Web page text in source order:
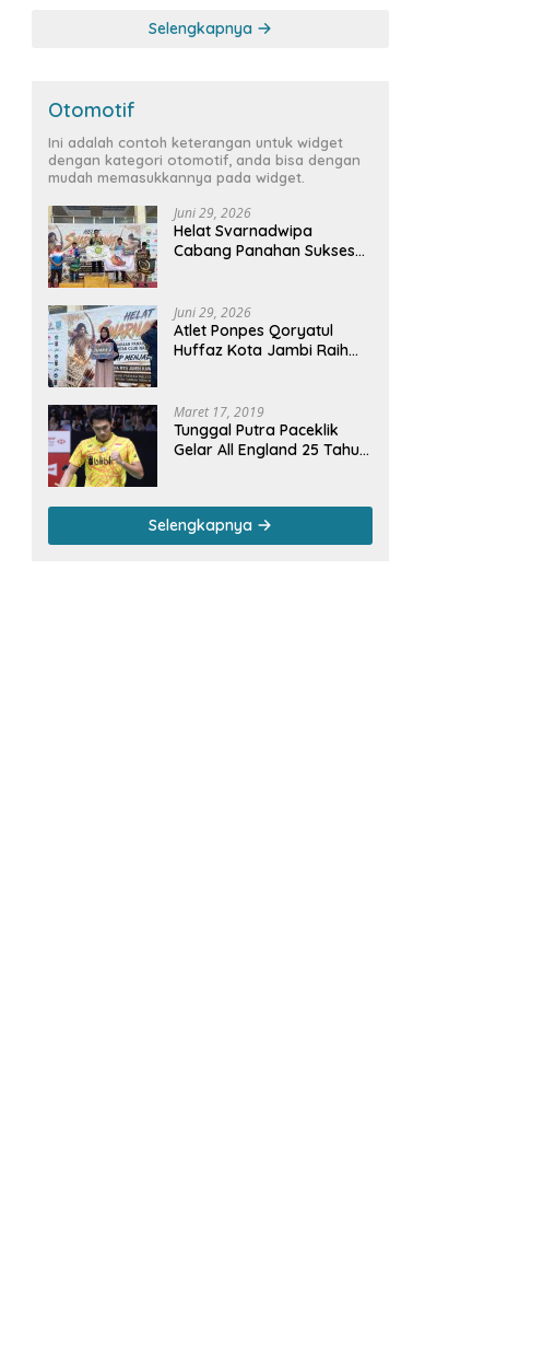
Selengkapnya
Otomotif
Ini adalah contoh keterangan untuk widget
dengan kategori otomotif, anda bisa dengan
mudah memasukkannya pada widget.
Juni 29, 2026
Helat Svarnadwipa
Cabang Panahan Sukses
Apresiasi
Juni 29, 2026
Atlet Ponpes Qoryatul
Huffaz Kota Jambi Raih
Maret 17, 2019
Tunggal Putra Paceklik
Gelar All England 25 Tahun,
Selengkapnya